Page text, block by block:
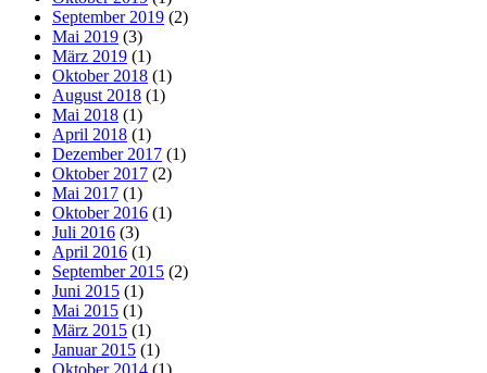
September 2019 (2)
Mai 2019 (3)
März 2019 (1)
Oktober 2018 (1)
August 2018 (1)
Mai 2018 (1)
April 2018 (1)
Dezember 2017 (1)
Oktober 2017 (2)
Mai 2017 (1)
Oktober 2016 (1)
Juli 2016 (3)
April 2016 (1)
September 2015 (2)
Juni 2015 (1)
Mai 2015 (1)
März 2015 (1)
Januar 2015 (1)
Oktober 2014 (1)